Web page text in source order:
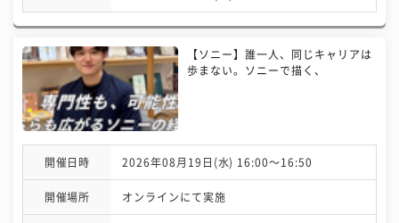
【ソニー】誰一人、同じキャリアは
歩まない。ソニーで描く、
開催日時 2026年08月19日(水) 16:00〜16:50
開催場所 オンラインにて実施